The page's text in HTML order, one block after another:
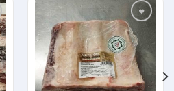
Add to
wishlist